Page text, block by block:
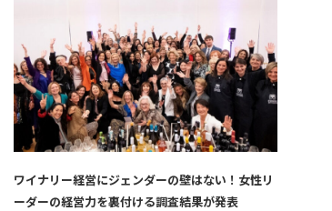
ワイナリー経営にジェンダーの壁はない！女性リ
ーダーの経営力を裏付ける調査結果が発表